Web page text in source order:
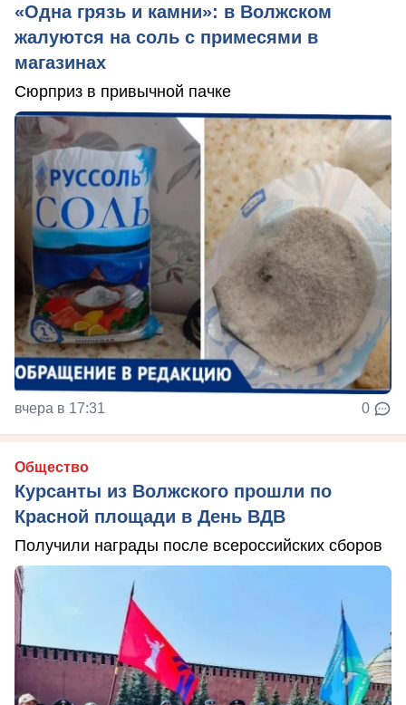
«Одна грязь и камни»: в Волжском
жалуются на соль с примесями в
магазинах
Сюрприз в привычной пачке
вчера в 17:31 0
Общество
Курсанты из Волжского прошли по
Красной площади в День ВДВ
Получили награды после всероссийских сборов